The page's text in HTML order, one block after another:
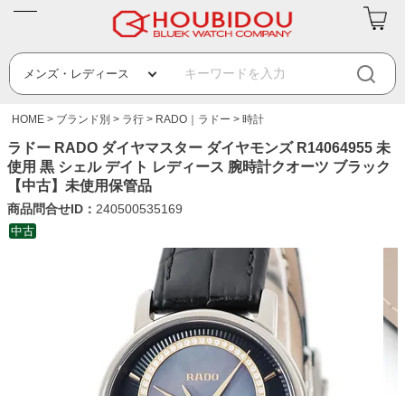
HOME ブランド別 ラ行 RADO｜ラドー 時計
ラドー RADO ダイヤマスター ダイヤモンズ R14064955 未
使用 黒 シェル デイト レディース 腕時計クオーツ ブラック
【中古】未使用保管品
商品問合せID： 240500535169
中古